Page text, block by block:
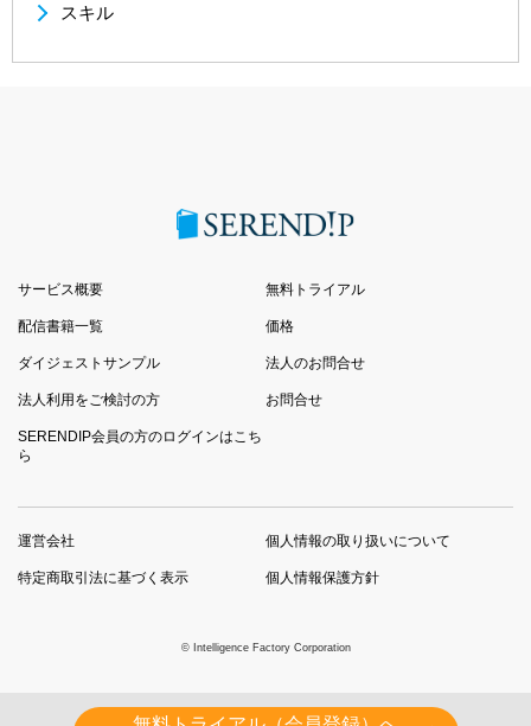
スキル
サービス概要
配信書籍一覧
ダイジェストサンプル
法人利用をご検討の方
SERENDIP会員の方のログインはこち
ら
無料トライアル
価格
法人のお問合せ
お問合せ
運営会社 個人情報の取り扱いについて
特定商取引法に基づく表示 個人情報保護方針
© Intelligence Factory Corporation